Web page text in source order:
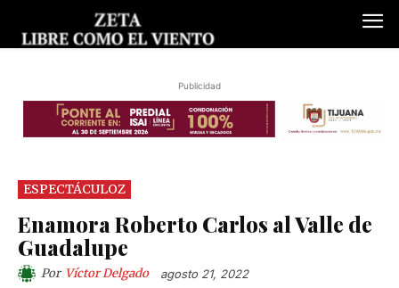
Publicidad
ESPECTÁCULOZ
Enamora Roberto Carlos al Valle de
Guadalupe
Por Víctor Delgado agosto 21, 2022